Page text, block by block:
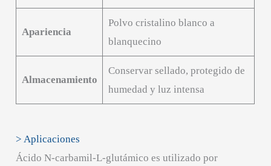
Apariencia
Polvo cristalino blanco a
blanquecino
Almacenamiento
Conservar sellado, protegido de
humedad y luz intensa
> Aplicaciones
Ácido N-carbamil-L-glutámico es utilizado por